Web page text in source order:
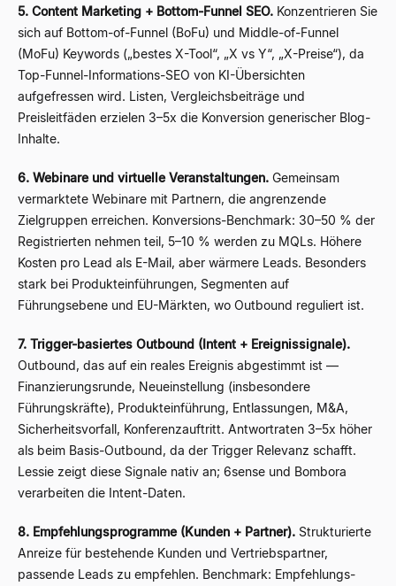
5. Content Marketing + Bottom-Funnel SEO. Konzentrieren Sie
sich auf Bottom-of-Funnel (BoFu) und Middle-of-Funnel
(MoFu) Keywords („bestes X-Tool“, „X vs Y“, „X-Preise“), da
Top-Funnel-Informations-SEO von KI-Übersichten
aufgefressen wird. Listen, Vergleichsbeiträge und
Preisleitfäden erzielen 3–5x die Konversion generischer Blog-
Inhalte.
6. Webinare und virtuelle Veranstaltungen. Gemeinsam
vermarktete Webinare mit Partnern, die angrenzende
Zielgruppen erreichen. Konversions-Benchmark: 30–50 % der
Registrierten nehmen teil, 5–10 % werden zu MQLs. Höhere
Kosten pro Lead als E-Mail, aber wärmere Leads. Besonders
stark bei Produkteinführungen, Segmenten auf
Führungsebene und EU-Märkten, wo Outbound reguliert ist.
7. Trigger-basiertes Outbound (Intent + Ereignissignale).
Outbound, das auf ein reales Ereignis abgestimmt ist —
Finanzierungsrunde, Neueinstellung (insbesondere
Führungskräfte), Produkteinführung, Entlassungen, M&A,
Sicherheitsvorfall, Konferenzauftritt. Antwortraten 3–5x höher
als beim Basis-Outbound, da der Trigger Relevanz schafft.
Lessie zeigt diese Signale nativ an; 6sense und Bombora
verarbeiten die Intent-Daten.
8. Empfehlungsprogramme (Kunden + Partner). Strukturierte
Anreize für bestehende Kunden und Vertriebspartner,
passende Leads zu empfehlen. Benchmark: Empfehlungs-